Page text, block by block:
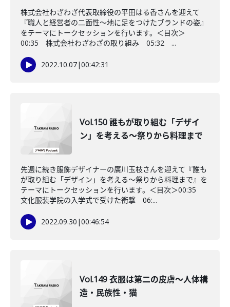
株式会社わざわざ代表取締役の平田はる香さんを迎えて
『職人と経営者の二面性～地に足をつけたブランドの姿』
をテーマにトークセッションを行います。＜目次＞
00:35 株式会社わざわざの取り組み 05:32 ...
2022.10.07|00:42:31
Vol.150 誰もが取り組む「デザイ
ン」を考える～祭りから料理まで
先週に続き服飾デザイナーの廣川玉枝さんを迎えて『誰も
が取り組む「デザイン」を考える～祭りから料理まで』を
テーマにトークセッションを行います。＜目次＞00:35
文化服装学院の入学式で受けた衝撃 06:...
2022.09.30 |00:46:54
Vol.149 衣服は第二の皮膚～人体構
造・民族性・猫